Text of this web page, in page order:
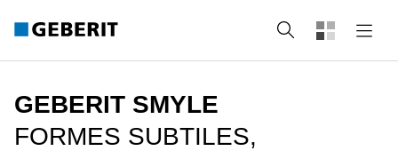
rechercher
GEBERIT SMYLE
FORMES SUBTILES,